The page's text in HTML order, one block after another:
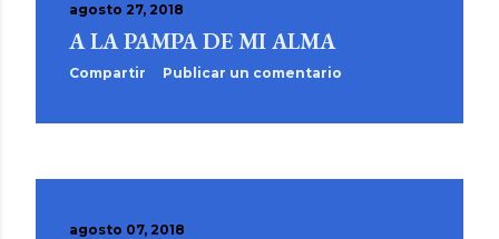
agosto 27, 2018
A LA PAMPA DE MI ALMA
Compartir Publicar un comentario
agosto 07, 2018